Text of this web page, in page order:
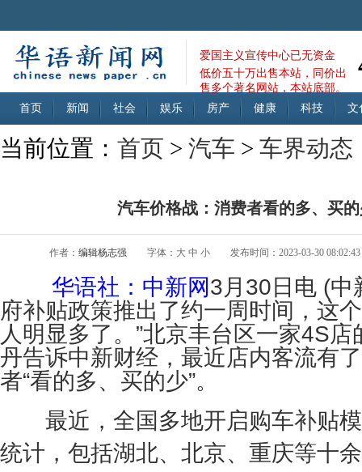
爱国主义宣传中心已无资金
低价五十万出售本站，同价出
售多个著名网站，本站底部。
首页
新闻 社会 娱乐 房产 健康 科技 文
当前位置： 首页 > 汽车 > 车界动态
汽车价格战：消费者看的多、买
作者： 编辑杨志强 字体： 大 中 小 发布时间：2023-03-30 08:02:43
华语社：中新网3月30日电 (中
府补贴政策推出了约一周时间，这
人明显多了。”北京丰台区一家4S
丹告诉中新财经，最近店内客流有
者“看的多、买的少”。
最近，全国多地开启购车补贴模
统计，包括湖北、北京、重庆等十